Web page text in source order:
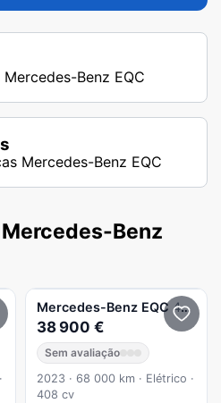
Benz EQC
Mercedes-Benz EQC
Benz
Mercedes-Benz EQC 400 4Matic AMG Line
38 900 €
Sem avaliação
2023 · 68 000 km · Elétrico ·
408 cv